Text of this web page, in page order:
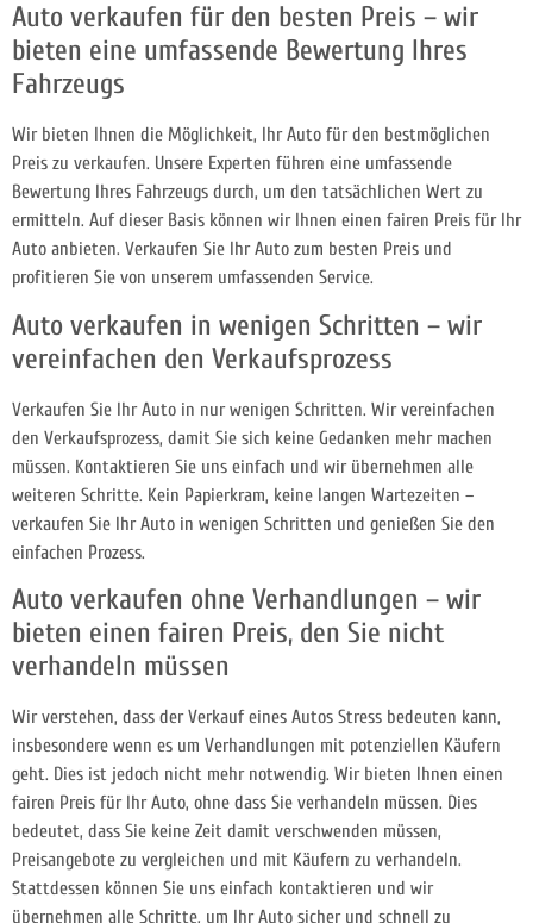
Auto verkaufen für den besten Preis – wir
bieten eine umfassende Bewertung Ihres
Fahrzeugs
Wir bieten Ihnen die Möglichkeit, Ihr Auto für den bestmöglichen
Preis zu verkaufen. Unsere Experten führen eine umfassende
Bewertung Ihres Fahrzeugs durch, um den tatsächlichen Wert zu
ermitteln. Auf dieser Basis können wir Ihnen einen fairen Preis für Ihr
Auto anbieten. Verkaufen Sie Ihr Auto zum besten Preis und
profitieren Sie von unserem umfassenden Service.
Auto verkaufen in wenigen Schritten – wir
vereinfachen den Verkaufsprozess
Verkaufen Sie Ihr Auto in nur wenigen Schritten. Wir vereinfachen
den Verkaufsprozess, damit Sie sich keine Gedanken mehr machen
müssen. Kontaktieren Sie uns einfach und wir übernehmen alle
weiteren Schritte. Kein Papierkram, keine langen Wartezeiten –
verkaufen Sie Ihr Auto in wenigen Schritten und genießen Sie den
einfachen Prozess.
Auto verkaufen ohne Verhandlungen – wir
bieten einen fairen Preis, den Sie nicht
verhandeln müssen
Wir verstehen, dass der Verkauf eines Autos Stress bedeuten kann,
insbesondere wenn es um Verhandlungen mit potenziellen Käufern
geht. Dies ist jedoch nicht mehr notwendig. Wir bieten Ihnen einen
fairen Preis für Ihr Auto, ohne dass Sie verhandeln müssen. Dies
bedeutet, dass Sie keine Zeit damit verschwenden müssen,
Preisangebote zu vergleichen und mit Käufern zu verhandeln.
Stattdessen können Sie uns einfach kontaktieren und wir
übernehmen alle Schritte, um Ihr Auto sicher und schnell zu